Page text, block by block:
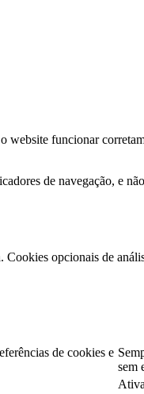
funcionar
de navegação, e
opcionais de
de cookies e
sem